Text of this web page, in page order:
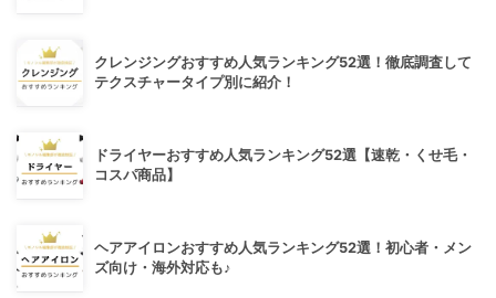
クレンジングおすすめ人気ランキング52選！徹底調査して
テクスチャータイプ別に紹介！
ドライヤーおすすめ人気ランキング52選【速乾・くせ毛・
コスパ商品】
ヘアアイロンおすすめ人気ランキング52選！初心者・メン
ズ向け・海外対応も♪